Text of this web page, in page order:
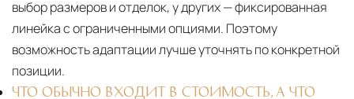
выбор размеров и отделок, у других — фиксированная
линейка с ограниченными опциями. Поэтому
возможность адаптации лучше уточнять по конкретной
позиции.
ЧТО ОБЫЧНО ВХОДИТ В СТОИМОСТЬ, А ЧТО